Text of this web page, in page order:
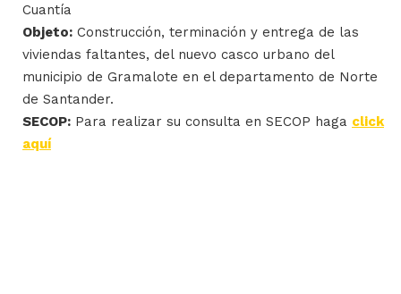
Cuantía
Objeto: Construcción, terminación y entrega de las
viviendas faltantes, del nuevo casco urbano del
municipio de Gramalote en el departamento de Norte
de Santander.
SECOP: Para realizar su consulta en SECOP haga click
aquí